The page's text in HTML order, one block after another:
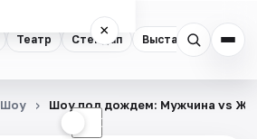
Театр Стендап Выставки
×
☾
Шоу Шоу под дождем: Мужчина vs